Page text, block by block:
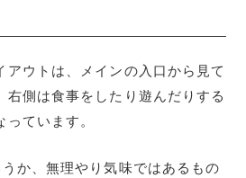
アウトは、メインの入口から見て
右側は食事をしたり遊んだりする
ています。
か、無理やり気味ではあるもの